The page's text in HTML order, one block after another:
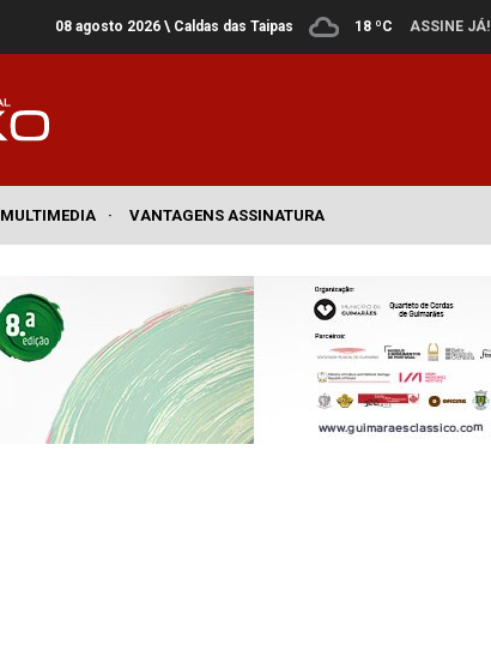
08 agosto 2026 \ Caldas das Taipas 18 ºC ASSINE JÁ!
MULTIMEDIA · VANTAGENS ASSINATURA